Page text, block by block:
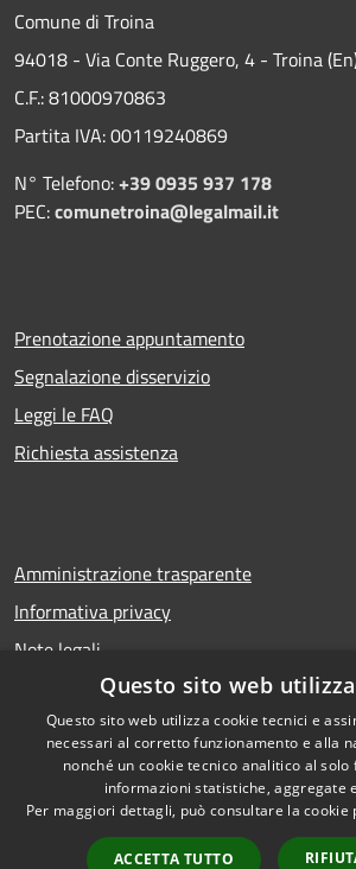
Comune di Troina
94018 - Via Conte Ruggero, 4 - Troina
C.F.: 81000970863
Partita IVA: 00119240869
N° Telefono:+39 0935 937 178
PEC:comunetroina@legalmail.it
Prenotazione appuntamento
Segnalazione disservizio
Leggi le FAQ
Richiesta assistenza
Amministrazione trasparente
Informativa privacy
Note legali
Dichiarazione di accessibilità
Accessibilità
Questo sito web
Questo sito web utilizza cookie tecnici e
necessari al corretto funzionamento e alla
nonché un cookie tecnico analitico al
informazioni statistiche, aggregate
Per maggiori dettagli, può consultare la cookie
ACCETTA TUTTO